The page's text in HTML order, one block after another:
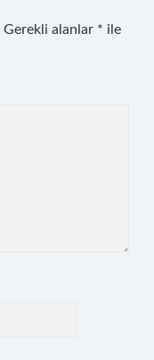
Gerekli alanlar * ile